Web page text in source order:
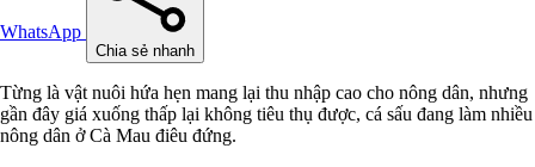
WhatsApp
Chia sẻ nhanh
Từng là vật nuôi hứa hẹn mang lại thu nhập cao cho nông dân, nhưng
gần đây giá xuống thấp lại không tiêu thụ được, cá sấu đang làm nhiều
nông dân ở Cà Mau điêu đứng.